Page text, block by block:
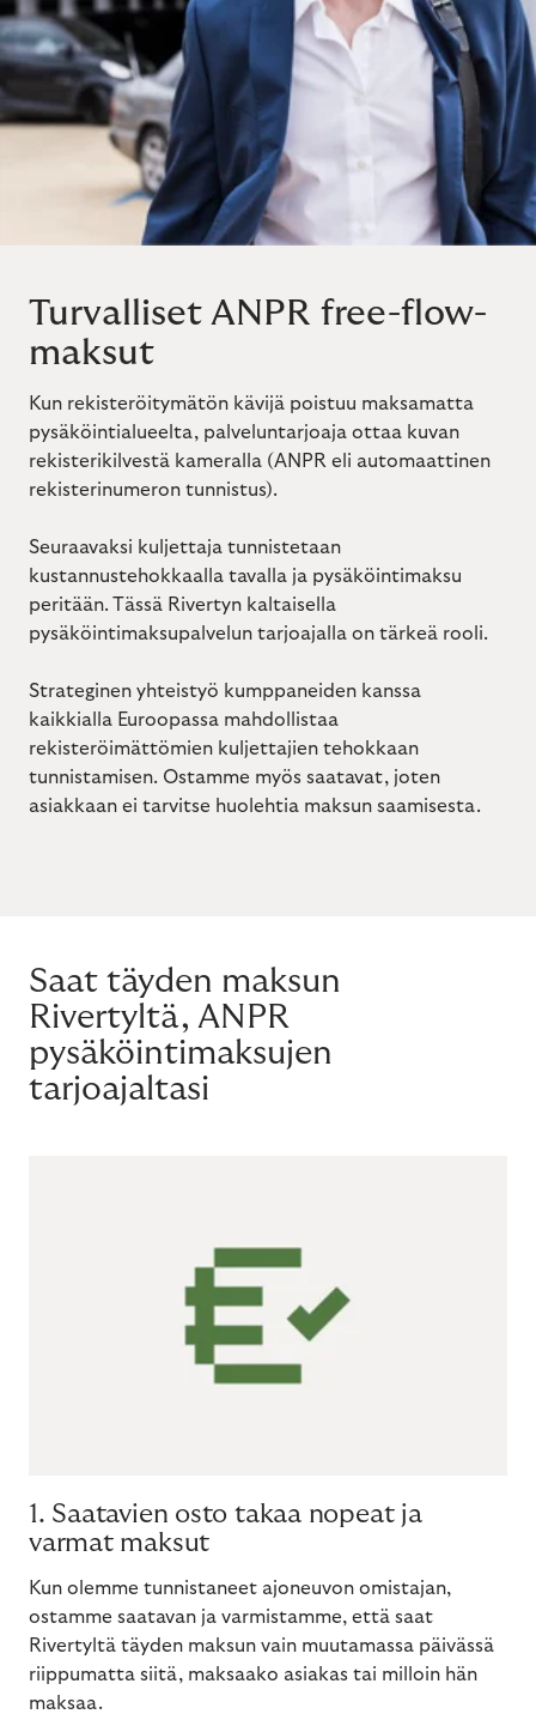
Turvalliset ANPR free-flow-
maksut
Kun rekisteröitymätön kävijä poistuu maksamatta
pysäköintialueelta, palveluntarjoaja ottaa kuvan
rekisterikilvestä kameralla (ANPR eli automaattinen
rekisterinumeron tunnistus).
Seuraavaksi kuljettaja tunnistetaan
kustannustehokkaalla tavalla ja pysäköintimaksu
peritään. Tässä Rivertyn kaltaisella
pysäköintimaksupalvelun tarjoajalla on tärkeä rooli.
Strateginen yhteistyö kumppaneiden kanssa
kaikkialla Euroopassa mahdollistaa
rekisteröimättömien kuljettajien tehokkaan
tunnistamisen. Ostamme myös saatavat, joten
asiakkaan ei tarvitse huolehtia maksun saamisesta.
Saat täyden maksun
Rivertyltä, ANPR
pysäköintimaksujen
tarjoajaltasi
1. Saatavien osto takaa nopeat ja
varmat maksut
Kun olemme tunnistaneet ajoneuvon omistajan,
ostamme saatavan ja varmistamme, että saat
Rivertyltä täyden maksun vain muutamassa päivässä
riippumatta siitä, maksaako asiakas tai milloin hän
maksaa.